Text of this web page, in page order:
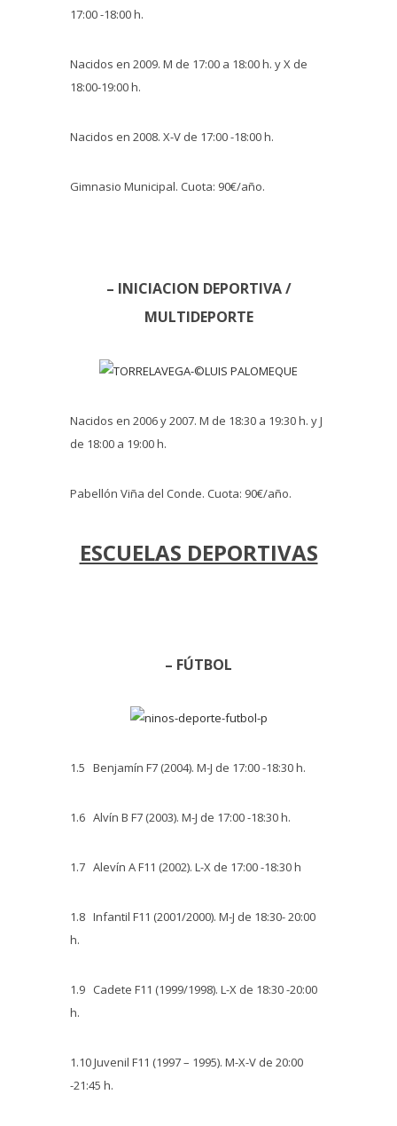
17:00 -18:00 h.
Nacidos en 2009. M de 17:00 a 18:00 h. y X de
18:00-19:00 h.
Nacidos en 2008. X-V de 17:00 -18:00 h.
Gimnasio Municipal. Cuota: 90€/año.
– INICIACION DEPORTIVA /
MULTIDEPORTE
Nacidos en 2006 y 2007. M de 18:30 a 19:30 h. y J
de 18:00 a 19:00 h.
Pabellón Viña del Conde. Cuota: 90€/año.
ESCUELAS DEPORTIVAS
– FÚTBOL
1.5 Benjamín F7 (2004). M-J de 17:00 -18:30 h.
1.6 Alvín B F7 (2003). M-J de 17:00 -18:30 h.
1.7 Alevín A F11 (2002). L-X de 17:00 -18:30 h
1.8 Infantil F11 (2001/2000). M-J de 18:30- 20:00
h.
1.9 Cadete F11 (1999/1998). L-X de 18:30 -20:00
h.
1.10 Juvenil F11 (1997 – 1995). M-X-V de 20:00
-21:45 h.